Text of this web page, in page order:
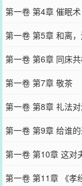
第一卷 第4章 催眠术
第一卷 第5章 和离，
第一卷 第6章 同床
第一卷 第7章 敬茶
第一卷 第8章 礼法
第一卷 第9章 给谁
第一卷 第10章 这对
第一卷 第11章 《孝